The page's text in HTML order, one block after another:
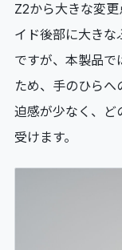
Z2から大きな変
イド後部に大きな
ですが、本製品で
ため、手のひら
迫感が少なく、ど
受けます。